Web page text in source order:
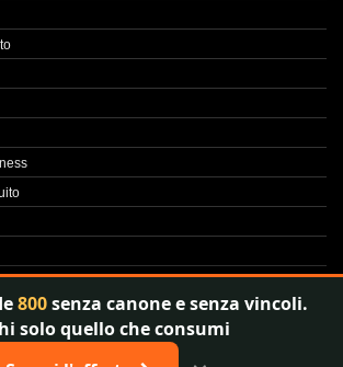
800senza canone e senza vincoli.
solo quello che consumi